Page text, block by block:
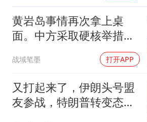
黄岩岛事情再次拿上桌
面。中方采取硬核举措，
引发了各方的大量关注，
一起来听听
战域笔墨 打开APP
又打起来了，伊朗头号盟
友参战，特朗普转变态